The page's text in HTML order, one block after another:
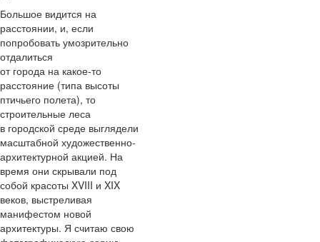
Большое видится на
расстоянии, и, если
попробовать умозрительно
отдалиться
от города на какое-то
расстояние (типа высоты
птичьего полета), то
строительные леса
в городской среде выглядели
масштабной художественно-
архитектурной акцией. На
время они скрывали под
собой красоты XVIII и XIX
веков, выстреливая
манифестом новой
архитектуры. Я считаю свою